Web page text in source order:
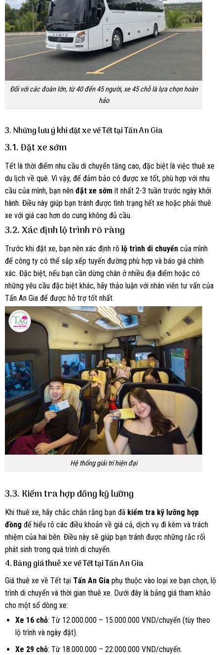
Đối với các đoàn lớn, từ 40 đến 45 người, xe 45 chỗ là lựa chọn hoàn
hảo
3. Những lưu ý khi đặt xe về Tết tại Tấn An Gia
3.1. Đặt xe sớm
Tết là thời điểm nhu cầu di chuyển tăng cao, đặc biệt là việc thuê xe
du lịch về quê. Vì vậy, để đảm bảo có được xe tốt, phù hợp với nhu
cầu của mình, bạn nên đặt xe sớm ít nhất 2-3 tuần trước ngày khởi
hành. Điều này giúp bạn tránh được tình trạng hết xe hoặc phải thuê
xe với giá cao hơn do cung không đủ cầu.
3.2. Xác định lộ trình rõ ràng
Trước khi đặt xe, bạn nên xác định rõ lộ trình di chuyển của mình
để công ty có thể sắp xếp tuyến đường phù hợp và báo giá chính
xác. Đặc biệt, nếu bạn cần dừng chân ở nhiều địa điểm hoặc có
những yêu cầu đặc biệt khác, hãy thảo luận với nhân viên tư vấn của
Tấn An Gia để được hỗ trợ tốt nhất.
Hệ thống giải trí hiện đại
3.3. Kiểm tra hợp đồng kỹ lưỡng
Khi thuê xe, hãy chắc chắn rằng bạn đã kiểm tra kỹ lưỡng hợp
đồng để hiểu rõ các điều khoản về giá cả, dịch vụ đi kèm và trách
nhiệm của hai bên. Điều này sẽ giúp bạn tránh được những rắc rối
phát sinh trong quá trình di chuyển.
4. Bảng giá thuê xe về Tết tại Tấn An Gia
Giá thuê xe về Tết tại Tấn An Gia phụ thuộc vào loại xe bạn chọn, lộ
trình di chuyển và thời gian thuê xe. Dưới đây là bảng giá tham khảo
cho một số dòng xe:
Xe 16 chỗ: Từ 12.000.000 – 15.000.000 VND/chuyến (tùy theo
lộ trình và ngày đặt).
Xe 29 chỗ: Từ 18.000.000 – 22.000.000 VND/chuyến.